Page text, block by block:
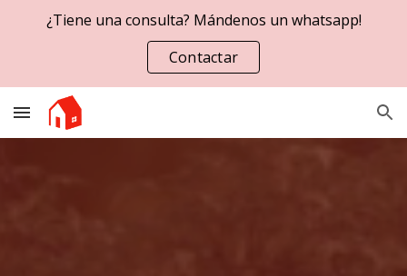
Skip to main content Skip to navigation
¿Tiene una consulta? Mándenos un whatsapp!
Contactar